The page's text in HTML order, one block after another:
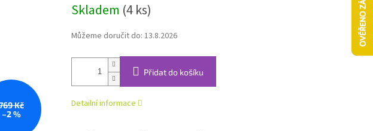
Kč
–2 %
cena:
Skladem (4 ks)
Můžeme doručit do: 13.8.2026
Přidat do košíku
Detailní informace